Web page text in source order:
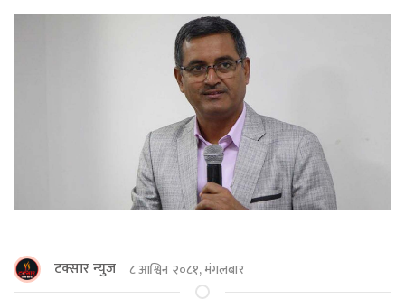
टक्सार न्युज ८ आश्विन २०८१, मंगलबार